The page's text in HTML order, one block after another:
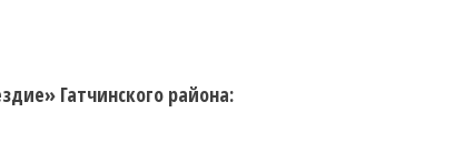
Гатчинского района: